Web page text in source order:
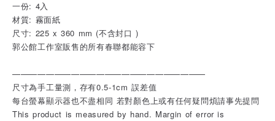
一份: 4入
材質: 霧面紙
尺寸: 225 x 360 mm (不含封口 )
郭公館工作室販售的所有春聯都能容下
———————————————————————
尺寸為手工量測，存有0.5-1cm 誤差值
每台螢幕顯示器也不盡相同 若對顏色上或有任何疑問煩請事先提問
This product is measured by hand. Margin of error is